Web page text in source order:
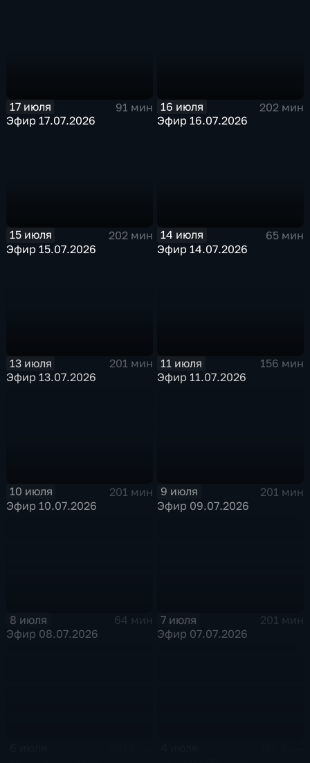
17 июля
91 мин
Эфир 17.07.2026
16 июля
202 мин
Эфир 16.07.2026
15 июля
202 мин
Эфир 15.07.2026
14 июля
65 мин
Эфир 14.07.2026
13 июля
201 мин
Эфир 13.07.2026
11 июля
156 мин
Эфир 11.07.2026
10 июля
201 мин
Эфир 10.07.2026
9 июля
201 мин
Эфир 09.07.2026
8 июля
64 мин
Эфир 08.07.2026
7 июля
201 мин
Эфир 07.07.2026